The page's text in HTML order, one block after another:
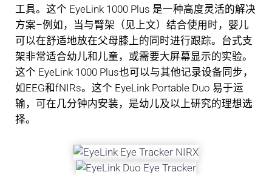
工具。这个 EyeLink 1000 Plus 是一种高度灵活的解决
方案–例如，当与臂架（见上文）结合使用时，婴儿
可以在舒适地放在父母膝上的同时进行跟踪。台式支
架非常适合幼儿和儿童，或需要大屏幕显示的实验。
这个 EyeLink 1000 Plus也可以与其他记录设备同步，
如EEG和fNIRs。这个 EyeLink Portable Duo 易于运
输，可在几分钟内安装，是幼儿及以上研究的理想选
择。